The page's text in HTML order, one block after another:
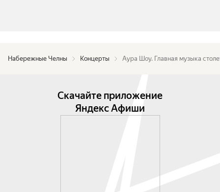
Набережные Челны Концерты Аура Шоу. Главная музыка
Скачайте приложение
Яндекс Афиши